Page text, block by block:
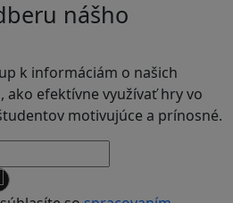
nášho
k informáciám o našich
ako efektívne využívať hry vo
motivujúce a prínosné.